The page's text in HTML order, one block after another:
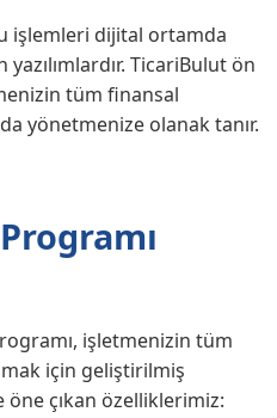
işlemleri dijital ortamda
TicariBulut ön
tüm finansal
yönetmenize olanak tanır.
işletmenizin tüm
için geliştirilmiş
öne çıkan özelliklerimiz: